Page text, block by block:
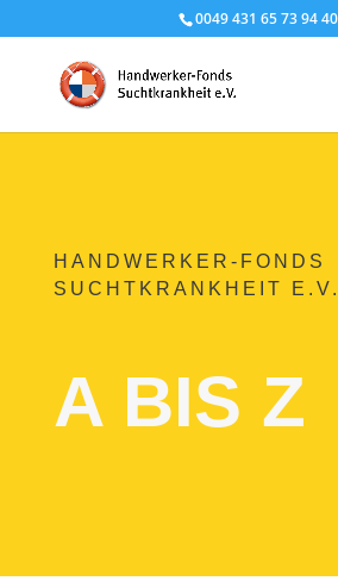
0049 431 65 73 94 40
HANDWERKER-FONDS
SUCHTKRANKHEIT E.V.
A BIS Z